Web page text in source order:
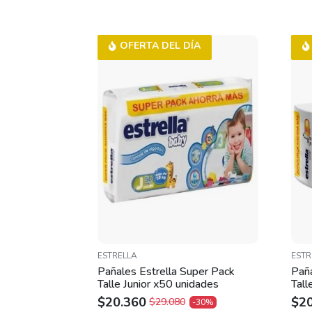
ESTRELLA
Pañales Estrella Super Pack
Talle Junior x50 unidades
OFERTA DEL DÍA
$29.080
$20.360 -30% $